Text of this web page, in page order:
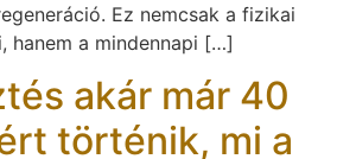
Ez nemcsak a fizikai
hanem a mindennapi […]
akár már 40
történik, mi a